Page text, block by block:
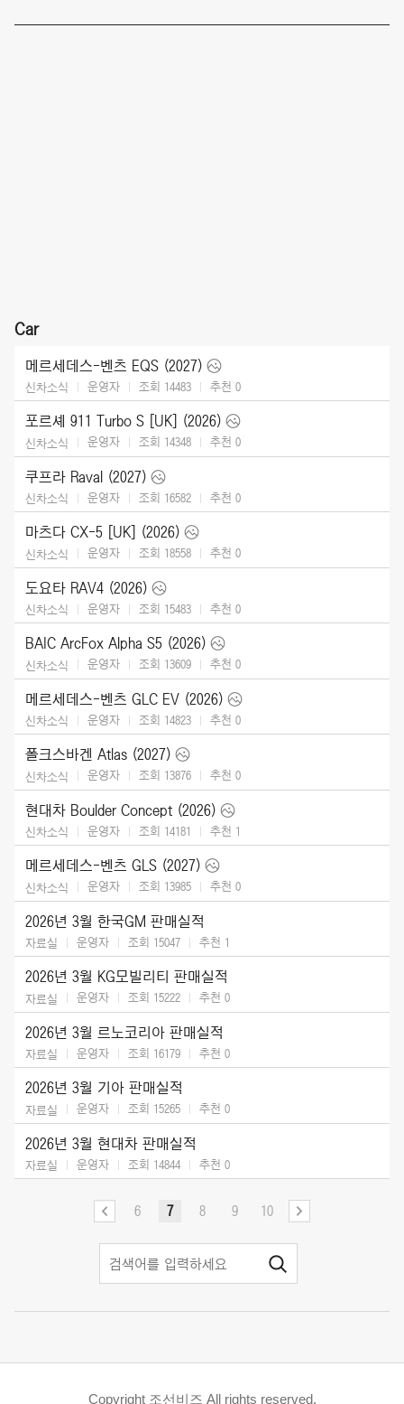
Car
메르세데스-벤츠 EQS (2027)
신차소식 운영자 조회 14483 추천 0
포르셰 911 Turbo S [UK] (2026)
신차소식 운영자 조회 14348 추천 0
쿠프라 Raval (2027)
신차소식 운영자 조회 16582 추천 0
마츠다 CX-5 [UK] (2026)
신차소식 운영자 조회 18558 추천 0
도요타 RAV4 (2026)
신차소식 운영자 조회 15483 추천 0
BAIC ArcFox Alpha S5 (2026)
신차소식 운영자 조회 13609 추천 0
메르세데스-벤츠 GLC EV (2026)
신차소식 운영자 조회 14823 추천 0
폴크스바겐 Atlas (2027)
신차소식 운영자 조회 13876 추천 0
현대차 Boulder Concept (2026)
신차소식 운영자 조회 14181 추천 1
메르세데스-벤츠 GLS (2027)
신차소식 운영자 조회 13985 추천 0
2026년 3월 한국GM 판매실적
자료실 운영자 조회 15047 추천 1
2026년 3월 KG모빌리티 판매실적
자료실 운영자 조회 15222 추천 0
2026년 3월 르노코리아 판매실적
자료실 운영자 조회 16179 추천 0
2026년 3월 기아 판매실적
자료실 운영자 조회 15265 추천 0
2026년 3월 현대차 판매실적
자료실 운영자 조회 14844 추천 0
6 7 8 9 10
Copyright 조선비즈 All rights reserved.